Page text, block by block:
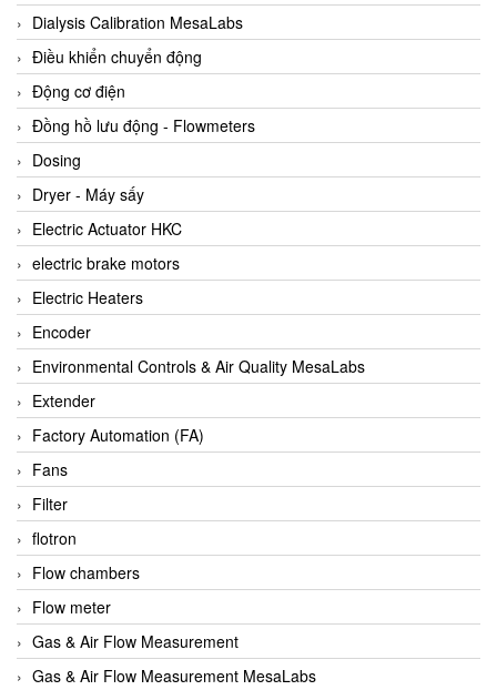
Amarillo Gear
Ametek
AMPTRON Vietnam
AND Vietnam
ANDERSON-NEGELE
ANDILOG Technologies Vietnam
Anritsu
ANTEC S.A
Antico pumps
Anybus/ HMS
AOBEN
Apex Dynamics Vietnam
Apex Dynamics Vietnam
Apiste
APLISENS VietNam
Apollo Fire
Appleton
AQ Matic
Aqualabo Vietnam
Aquametro
Dialysis Calibration MesaLabs
Điều khiển chuyển động
Động cơ điện
Đồng hồ lưu động - Flowmeters
Dosing
Dryer - Máy sấy
Electric Actuator HKC
electric brake motors
Electric Heaters
Encoder
Environmental Controls & Air Quality MesaLabs
Extender
Factory Automation (FA)
Fans
Filter
flotron
Flow chambers
Flow meter
Gas & Air Flow Measurement
Gas & Air Flow Measurement MesaLabs